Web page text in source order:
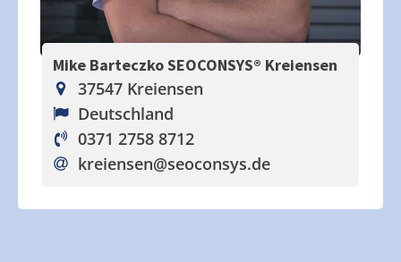
Mike Barteczko SEOCONSYS® Kreiensen
37547 Kreiensen
Deutschland
0371 2758 8712
kreiensen@seoconsys.de